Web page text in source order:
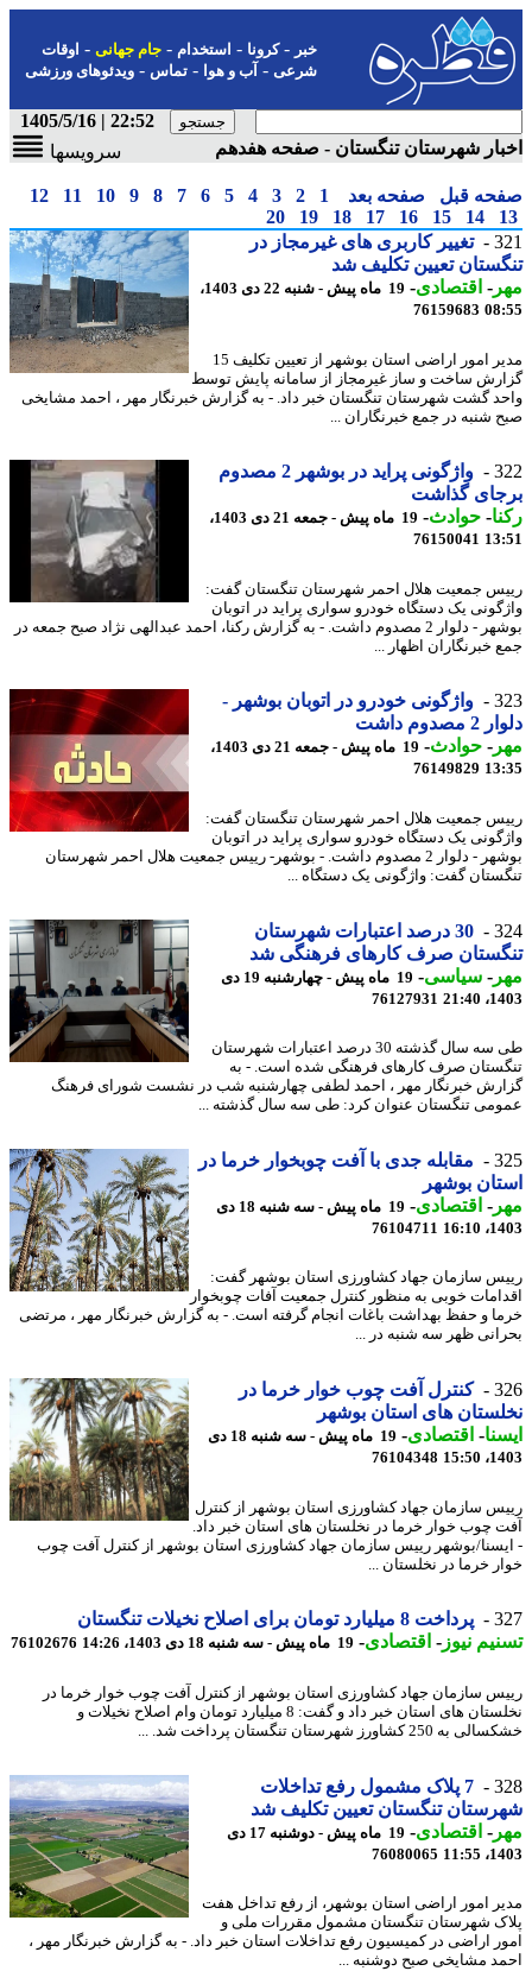
-کرونا-استخدام- جام جهانی-اوقات
شرعی-آب و هوا-تماس-ویدئوهای ورزشی
22:52 | 1405/5/16
شهرستان تنگستان - صفحه هفدهم
سرویسها
قبل صفحه بعد 1
2
3
4
5
6
7
8
9
10
11
12
14
15
16
17
18
19
20
تغییر کاربری های غیرمجاز در
تعیین تکلیف شد
-اقتصادی-
19 ماه پیش - شنبه 22 دی 1403،
76159683
مدیر امور اراضی استان بوشهر از تعیین تکلیف 15
ساخت و ساز غیرمجاز از سامانه پایش توسط
گشت شهرستان تنگستان خبر داد. - به گزارش خبرنگار مهر ، احمد مشایخی
شنبه در جمع خبرنگاران ...
واژگونی پراید در بوشهر 2 مصدوم
گذاشت
-حوادث -
19 ماه پیش - جمعه 21 دی 1403،
76150041
جمعیت هلال احمر شهرستان تنگستان گفت:
یک دستگاه خودرو سواری پراید در اتوبان
بوشهر - دلوار 2 مصدوم داشت. - به گزارش رکنا، احمد عبدالهی نژاد صبح جمعه در
خبرنگاران اظهار ...
واژگونی خودرو در اتوبان بوشهر -
داشت
-حوادث -
19 ماه پیش - جمعه 21 دی 1403،
76149829
جمعیت هلال احمر شهرستان تنگستان گفت:
یک دستگاه خودرو سواری پراید در اتوبان
بوشهر - دلوار 2 مصدوم داشت. - بوشهر- رییس جمعیت هلال احمر شهرستان
گفت: واژگونی یک دستگاه ...
30 درصد اعتبارات شهرستان
صرف کارهای فرهنگی شد
-سیاسی-
19 ماه پیش - چهارشنبه 19 دی
76127931
طی سه سال گذشته 30 درصد اعتبارات شهرستان
صرف کارهای فرهنگی شده است. - به
خبرنگار مهر ، احمد لطفی چهارشنبه شب در نشست شورای فرهنگ
تنگستان عنوان کرد: طی سه سال گذشته ...
مقابله جدی با آفت چوبخوار خرما در
بوشهر
-اقتصادی-
19 ماه پیش - سه شنبه 18 دی
76104711
سازمان جهاد کشاورزی استان بوشهر گفت:
خوبی به منظور کنترل جمعیت آفات چوبخوار
و حفظ بهداشت باغات انجام گرفته است. - به گزارش خبرنگار مهر ، مرتضی
ظهر سه شنبه در ...
کنترل آفت چوب خوار خرما در
های استان بوشهر
-اقتصادی-
19 ماه پیش - سه شنبه 18 دی
76104348
سازمان جهاد کشاورزی استان بوشهر از کنترل
چوب خوار خرما در نخلستان های استان خبر داد.
بوشهر رییس سازمان جهاد کشاورزی استان بوشهر از کنترل آفت چوب
خرما در نخلستان ...
پرداخت 8 میلیارد تومان برای اصلاح نخیلات تنگستان
نیوز-اقتصادی-19 ماه پیش - سه شنبه 18 دی 1403، 14:26 76102676
سازمان جهاد کشاورزی استان بوشهر از کنترل آفت چوب خوار خرما در
نخلستان های استان خبر داد و گفت: 8 میلیارد تومان وام اصلاح نخیلات و
کشاورز شهرستان تنگستان پرداخت شد. ...
7 پلاک مشمول رفع تداخلات
تنگستان تعیین تکلیف شد
-اقتصادی-
19 ماه پیش - دوشنبه 17 دی
76080065
امور اراضی استان بوشهر، از رفع تداخل هفت
شهرستان تنگستان مشمول مقررات ملی و
اراضی در کمیسیون رفع تداخلات استان خبر داد. - به گزارش خبرنگار مهر ،
مشایخی صبح دوشنبه ...